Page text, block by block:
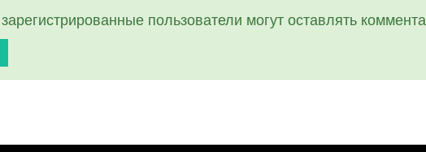
пользователи могут оставлять